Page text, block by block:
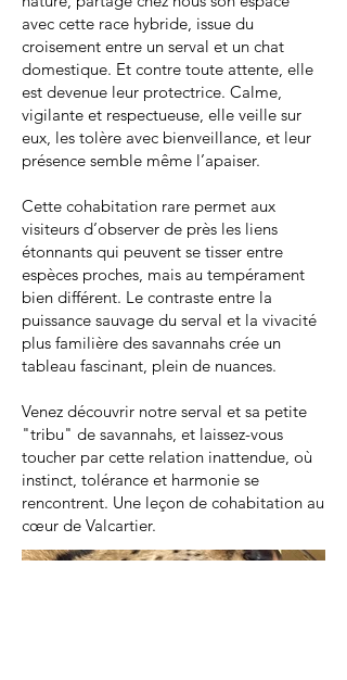
avec cette race hybride, issue du
croisement entre un serval et un chat
domestique. Et contre toute attente, elle
est devenue leur protectrice. Calme,
vigilante et respectueuse, elle veille sur
eux, les tolère avec bienveillance, et leur
présence semble même l’apaiser.
Cette cohabitation rare permet aux
visiteurs d’observer de près les liens
étonnants qui peuvent se tisser entre
espèces proches, mais au tempérament
bien différent. Le contraste entre la
puissance sauvage du serval et la vivacité
plus familière des savannahs crée un
tableau fascinant, plein de nuances.
Venez découvrir notre serval et sa petite
"tribu" de savannahs, et laissez-vous
toucher par cette relation inattendue, où
instinct, tolérance et harmonie se
rencontrent. Une leçon de cohabitation au
cœur de Valcartier.